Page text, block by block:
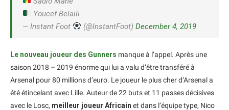
Youcef Belaïli
— Instant Foot
(@lnstantFoot)December 4, 2019
Le nouveau joueur des Gunners manque à l’appel. Après une
saison 2018 – 2019 énorme qui lui a valu d’être transféré à
Arsenal pour 80 millions d’euro. Le joueur le plus cher d’Arsenal a
été étincelant avec Lille. Auteur de 22 buts et 11 passes décisives
avec le Losc, meilleur joueur Africain et dans l’équipe type, Nico